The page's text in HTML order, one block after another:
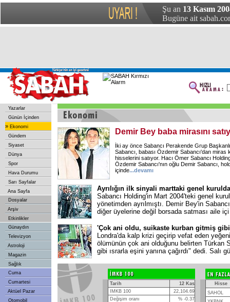
Şu an 13 Kasım
Bugüne ait
Yazarlar
Günün İçinden
» Ekonomi
Gündem
Siyaset
Dünya
Spor
Hava Durumu
Sarı Sayfalar
Ana Sayfa
Dosyalar
Arşiv
Etkinlikler
Günaydın
Televizyon
Astroloji
Magazin
Sağlık
Cuma
Cumartesi
Aktüel Pazar
Otomobil
Demir Bey baba mirasını
İki ay önce Sabancı Perakende Grup
Sabancı, babası Özdemir Sabancı'dan miras
hisselerini satıyor. Hacı Ömer Sabancı
Özdemir Sabancı'nın oğlu Demir Sabancı,
içinde...devamı
Ayrılığın ilk sinyali marttaki genel kurulda
Sabancı Holding'in Mart 2004'teki genel
yönetimden ayrılmıştı. Demir Bey'in
diğer üyelerine değil borsada satması aile
'Çok ani oldu, suikaste kurban gitmiş
Londra'da kalp krizi geçirip vefat eden
ölümünün çok ani olduğunu belirten Türkan
gibi ısrarla eşini yanına çağırdı" dedi. Salı
Tarih
12 Kas
IMKB 100
22,104.69
Değişim oranı
% -0.37
Hisse
SAHOL